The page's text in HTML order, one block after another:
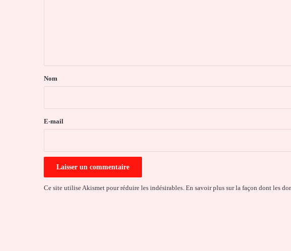
a
e
Nom
E-mail
Ce site utilise Akismet pour réduire les indésirables. En savoir plus sur la façon dont les